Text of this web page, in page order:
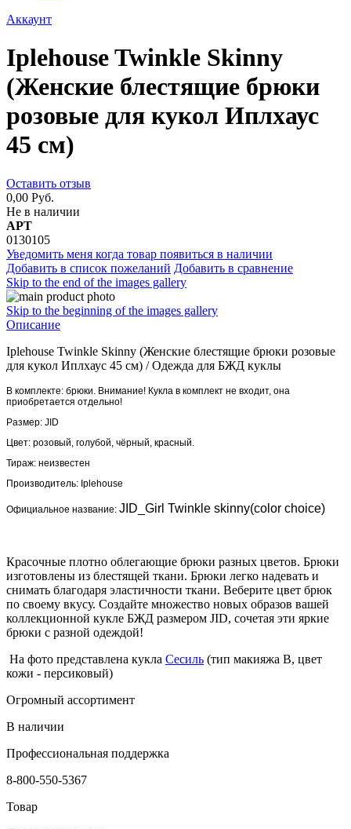
Аккаунт
Iplehouse Twinkle Skinny
(Женские блестящие брюки
розовые для кукол Иплхаус
45 см)
Оставить отзыв
0,00 Руб.
Не в наличии
АРТ
0130105
Уведомить меня когда товар появиться в наличии
Добавить в список пожеланий Добавить в сравнение
Skip to the end of the images gallery
Skip to the beginning of the images gallery
Описание
Iplehouse Twinkle Skinny (Женские блестящие брюки розовые
для кукол Иплхаус 45 см) /Одежда для БЖД куклы
В комплекте: брюки. Внимание! Кукла в комплект не входит, она
приобретается отдельно!
Размер: JID
Цвет: розовый, голубой, чёрный, красный.
Тираж: неизвестен
Производитель: Iplehouse
Официальное название: JID_Girl Twinkle skinny(color choice)
Красочные плотно облегающие брюки разных цветов. Брюки
изготовлены из блестящей ткани. Брюки легко надевать и
снимать благодаря эластичности ткани. Веберите цвет брюк
по своему вкусу. Создайте множество новых образов вашей
коллекционной кукле БЖД размером JID , сочетая эти яркие
брюки с разной одеждой!
На фото представлена кукла Сесиль (тип макияжа В, цвет
кожи - персиковый)
Огромный ассортимент
В наличии
Профессиональная поддержка
8-800-550-5367
Товар